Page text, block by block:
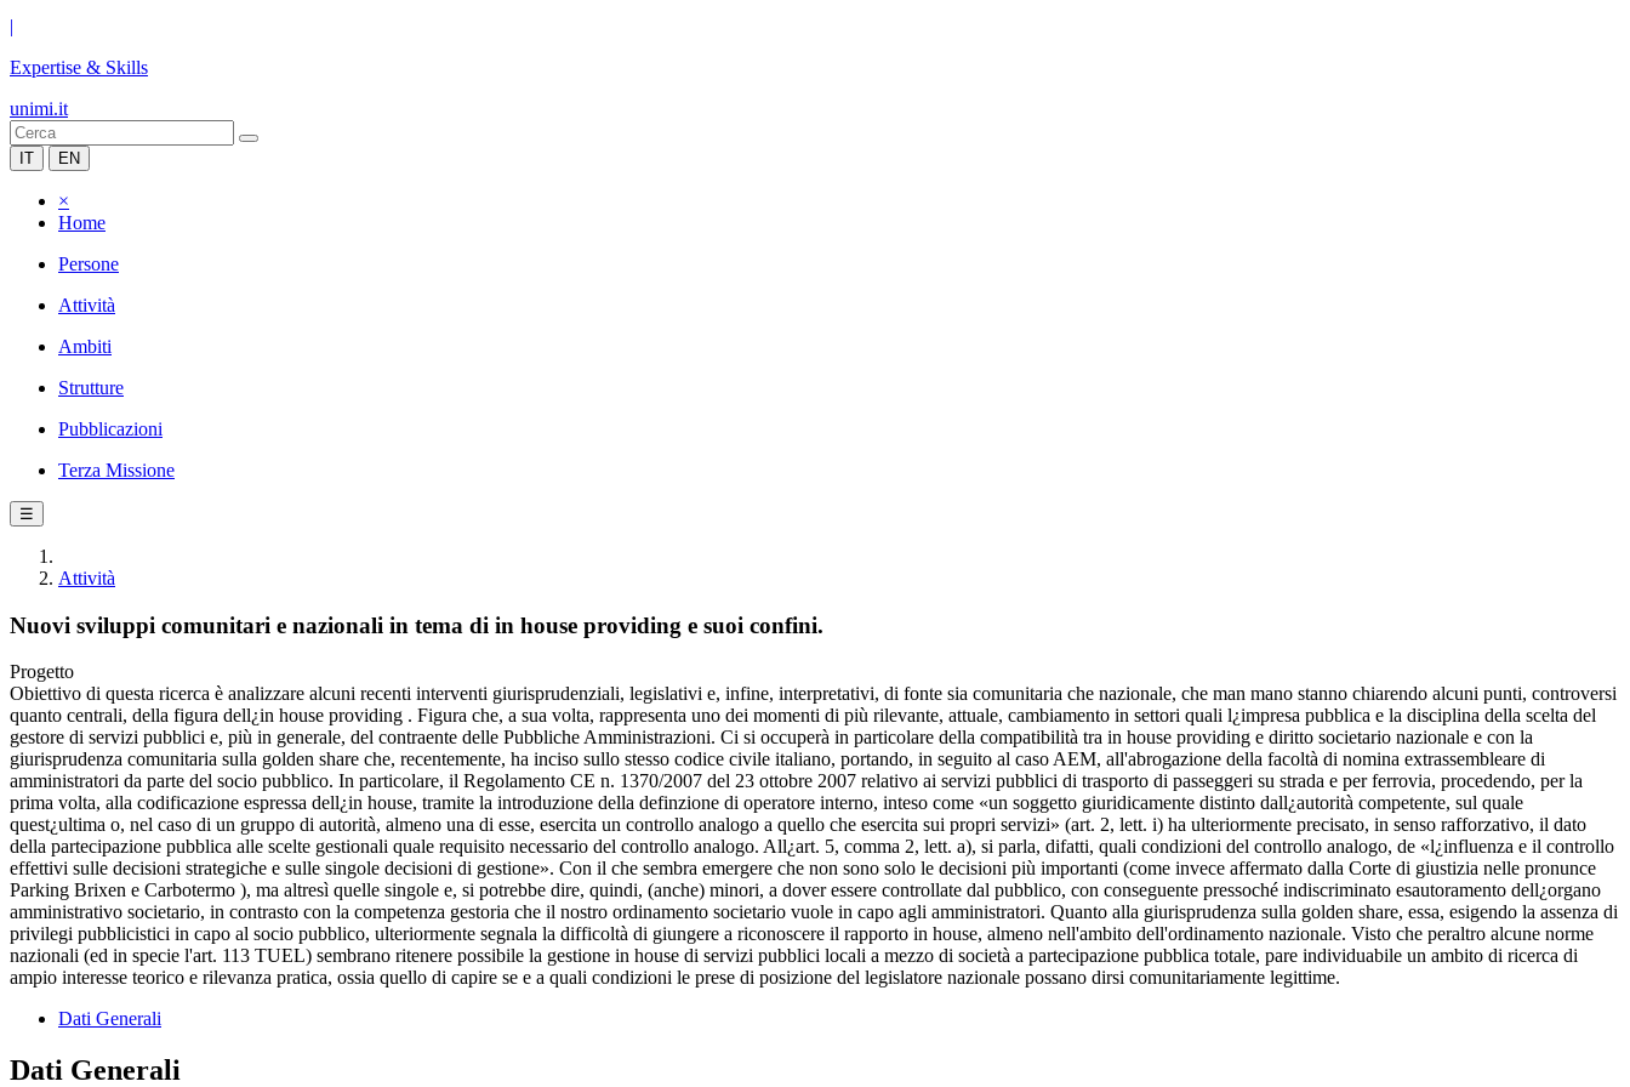
|
Expertise & Skills
unimi.it
IT EN
×
Home
Persone
Attività
Ambiti
Strutture
Pubblicazioni
Terza Missione
☰
Attività
Nuovi sviluppi comunitari e nazionali in tema di in house providing e suoi confini.
Progetto
Obiettivo di questa ricerca è analizzare alcuni recenti interventi giurisprudenziali, legislativi e, infine, interpretativi, di fonte sia comunitaria che nazionale, che man mano stanno chiarendo alcuni punti, controversi
quanto centrali, della figura dell¿in house providing . Figura che, a sua volta, rappresenta uno dei momenti di più rilevante, attuale, cambiamento in settori quali l¿impresa pubblica e la disciplina della scelta del
gestore di servizi pubblici e, più in generale, del contraente delle Pubbliche Amministrazioni. Ci si occuperà in particolare della compatibilità tra in house providing e diritto societario nazionale e con la
giurisprudenza comunitaria sulla golden share che, recentemente, ha inciso sullo stesso codice civile italiano, portando, in seguito al caso AEM, all'abrogazione della facoltà di nomina extrassembleare di
amministratori da parte del socio pubblico. In particolare, il Regolamento CE n. 1370/2007 del 23 ottobre 2007 relativo ai servizi pubblici di trasporto di passeggeri su strada e per ferrovia, procedendo, per la
prima volta, alla codificazione espressa dell¿in house, tramite la introduzione della definzione di operatore interno, inteso come «un soggetto giuridicamente distinto dall¿autorità competente, sul quale
quest¿ultima o, nel caso di un gruppo di autorità, almeno una di esse, esercita un controllo analogo a quello che esercita sui propri servizi» (art. 2, lett. i) ha ulteriormente precisato, in senso rafforzativo, il dato
della partecipazione pubblica alle scelte gestionali quale requisito necessario del controllo analogo. All¿art. 5, comma 2, lett. a), si parla, difatti, quali condizioni del controllo analogo, de «l¿influenza e il controllo
effettivi sulle decisioni strategiche e sulle singole decisioni di gestione». Con il che sembra emergere che non sono solo le decisioni più importanti (come invece affermato dalla Corte di giustizia nelle pronunce
Parking Brixen e Carbotermo ), ma altresì quelle singole e, si potrebbe dire, quindi, (anche) minori, a dover essere controllate dal pubblico, con conseguente pressoché indiscriminato esautoramento dell¿organo
amministrativo societario, in contrasto con la competenza gestoria che il nostro ordinamento societario vuole in capo agli amministratori. Quanto alla giurisprudenza sulla golden share, essa, esigendo la assenza di
privilegi pubblicistici in capo al socio pubblico, ulteriormente segnala la difficoltà di giungere a riconoscere il rapporto in house, almeno nell'ambito dell'ordinamento nazionale. Visto che peraltro alcune norme
nazionali (ed in specie l'art. 113 TUEL) sembrano ritenere possibile la gestione in house di servizi pubblici locali a mezzo di società a partecipazione pubblica totale, pare individuabile un ambito di ricerca di
ampio interesse teorico e rilevanza pratica, ossia quello di capire se e a quali condizioni le prese di posizione del legislatore nazionale possano dirsi comunitariamente legittime.
Dati Generali
Dati Generali